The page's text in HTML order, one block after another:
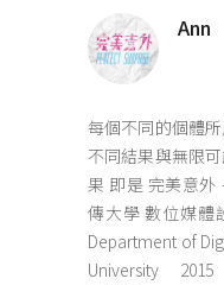
Ann
每個不同的個體
不同結果與無限
果 即是 完美意外
傳大學 數位媒體
Department of
University